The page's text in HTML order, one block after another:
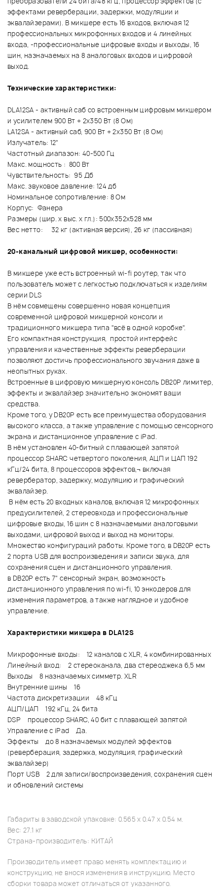
эффектами реверберации, задержки, модуляции и
эквалайзерами). В микшере есть 16 входов, включая 12
профессиональных микрофонных входов и 4 линейных
входа, -профессиональные цифровые входы и выходы, 16
шин, назначаемых на 8 аналоговых входов и цифровой
выход.
Технические характеристики:
DLA12SA - активный саб со встроенным цифровым микшером
и усилителем 900 Вт + 2x350 Вт (8 Ом)
LA12SA - активный саб, 900 Вт + 2x350 Вт (8 Ом)
Излучатель: 12"
Частотный диапазон: 40-500 Гц
Макс. мощность : 800 Вт
Чувствительность: 95 Дб
Макс. звуковое давление: 124 дб
Номинальное сопротивление: 8 Ом
Корпус: Фанера
Размеры (шир. х выс. х гл.): 500х352х528 мм
Вес нетто: 32 кг (активная версия), 26 кг (пассивная)
20-канальный цифровой микшер, особенности:
В микшере уже есть встроенный wi-fi роутер, так что
пользователь может с легкостью подключаться к изделиям
серии DLS
В нём совмещены совершенно новая концепция
современной цифровой микшерной консоли и
традиционного микшера типа "всё в одной коробке".
Его компактная конструкция, простой интерфейс
управления и качественные эффекты реверберации
позволяют достичь профессионального звучания даже в
неопытных руках.
Встроенные в цифровую микшерную консоль DB20P лимитер,
эффекты и эквалайзер значительно экономят ваши
средства.
Кроме того, у DB20P есть все преимущества оборудования
высокого класса, а также управление с помощью сенсорного
экрана и дистанционное управление с iPad.
В нём установлен 40-битный с плавающей запятой
процессор SHARC четвертого поколения, АЦП и ЦАП 192
кГц/24 бита, 8 процессоров эффектов,¬ включая
ревербератор, задержку, модуляцию и графический
эквалайзер.
В нём есть 20 входных каналов, включая 12 микрофонных
предусилителей, 2 стереовхода и профессиональные
цифровые входы, 16 шин с 8 назначаемыми аналоговыми
выходами, цифровой выход и выход на мониторы.
Множество конфигураций работы. Кроме того, в DB20P есть
2 порта USB для воспроизведения и записи звука, для
сохранения сцен и дистанционного управления.
в DB20P есть 7" сенсорный экран, возможность
дистанционного управления по wi-fi, 10 энкодеров для
изменения параметров, а также наглядное и удобное
управление.
Характеристики микшера в DLA12S
Микрофонные входы: 12 каналов с XLR, 4 комбинированных
Линейный вход: 2 стереоканала, два стереоджека 6,5 мм
Выходы 8 назначаемых симметр. XLR
Внутренние шины 16
Частота дискретизации 48 кГц
АЦП/ЦАП 192 кГц, 24 бита
DSP процессор SHARC, 40 бит с плавающей запятой
Управление с iPad Да.
Эффекты до 8 назначаемых модулей эффектов
(реверберация, задержка, модуляция, графический
эквалайзер)
Порт USB 2 для записи/воспроизведения, сохранения сцен
и обновлений системы
Габариты в заводской упаковке: 0.565 x 0.47 x 0.54 м.
Вес: 27.1 кг
Страна-производитель: КИТАЙ
Производитель имеет право менять комплектацию и
конструкцию, не внося изменения в инструкцию. Место
сборки товара может отличаться от указанного.